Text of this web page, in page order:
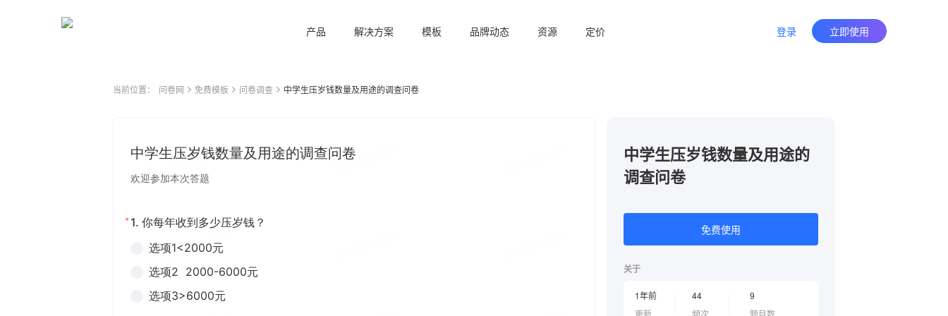
产品 解决方案 模板 品牌动态 资源 定价 登录 立即使用
当前位置： 问卷网 免费模板 问卷调查 中学生压岁钱数量及用途的调查问卷
中学生压岁钱数量及用途的
调查问卷
免费使用
关于
1年前
更新
44
频次
9
题目数